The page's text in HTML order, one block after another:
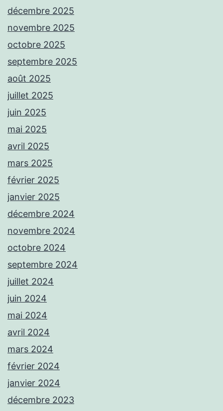
décembre 2025
novembre 2025
octobre 2025
septembre 2025
août 2025
juillet 2025
juin 2025
mai 2025
avril 2025
mars 2025
février 2025
janvier 2025
décembre 2024
novembre 2024
octobre 2024
septembre 2024
juillet 2024
juin 2024
mai 2024
avril 2024
mars 2024
février 2024
janvier 2024
décembre 2023